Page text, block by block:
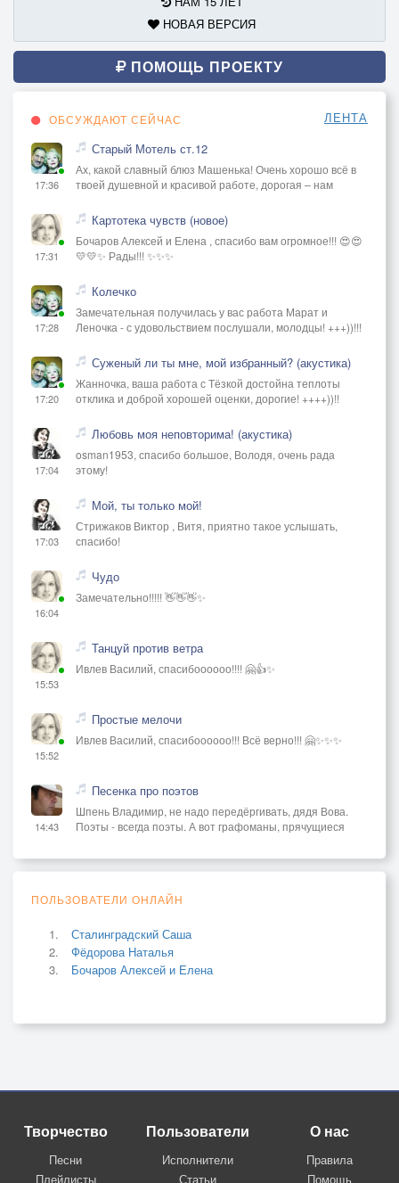
НОВАЯ ВЕРСИЯ
ПОМОЩЬ ПРОЕКТУ
ОБСУЖДАЮТ СЕЙЧАС ЛЕНТА
17:36
Старый Мотель ст.12
Ах, какой славный блюз Машенька! Очень хорошо всё в
твоей душевной и красивой работе, дорогая – нам
17:31
Картотека чувств (новое)
Бочаров Алексей и Елена , спасибо вам огромное!!! 😍😍
💛💛✨ Рады!!! ✨✨✨
17:28
Колечко
Замечательная получилась у вас работа Марат и
Леночка - с удовольствием послушали, молодцы! +++))!!!
17:20
Суженый ли ты мне, мой избранный? (акустика)
Жанночка, ваша работа с Тёзкой достойна теплоты
отклика и доброй хорошей оценки, дорогие! ++++))!!
17:04
Любовь моя неповторима! (акустика)
osman1953, спасибо большое, Володя, очень рада
этому!
17:03
Мой, ты только мой!
Стрижаков Виктор , Витя, приятно такое услышать,
спасибо!
16:04
Чудо
Замечательно!!!!! 👋👋👋✨
15:53
Танцуй против ветра
Ивлев Василий, спасибоооооо!!!! 🤗👍✨
15:52
Простые мелочи
Ивлев Василий, спасибоооооо!!! Всё верно!!! 🤗✨✨✨
14:43
Песенка про поэтов
Шпень Владимир, не надо передёргивать, дядя Вова.
Поэты - всегда поэты. А вот графоманы, прячущиеся
ПОЛЬЗОВАТЕЛИ ОНЛАЙН
Сталинградский Саша
Фёдорова Наталья
Бочаров Алексей и Елена
Творчество
Песни
Плейлисты
Пользователи
Исполнители
Статьи
О нас
Правила
Помощь